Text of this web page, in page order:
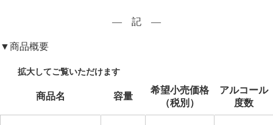
― 記 ―
▼商品概要
商品名 容量
希望小売価格
（税別）
アルコール
度数